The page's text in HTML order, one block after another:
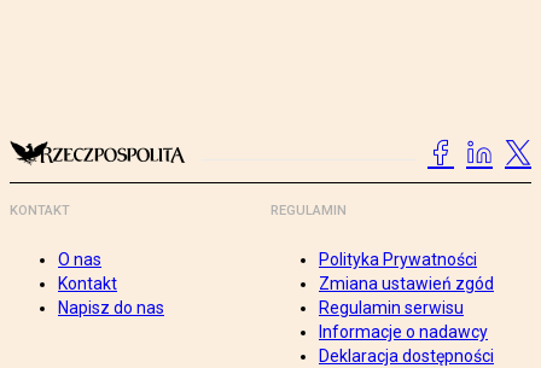
KONTAKT
O nas
Kontakt
Napisz do nas
REGULAMIN
Polityka Prywatności
Zmiana ustawień zgód
Regulamin serwisu
Informacje o nadawcy
Deklaracja dostępności